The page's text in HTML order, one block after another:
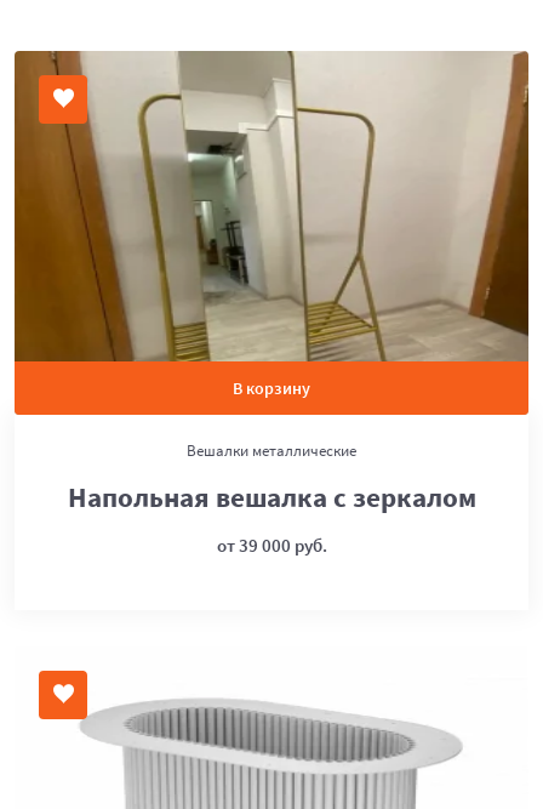
В корзину
Вешалки металлические
Напольная вешалка с зеркалом
от 39 000 руб.